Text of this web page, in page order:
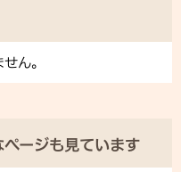
ん。
ージも見ています